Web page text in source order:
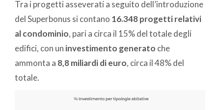
Tra i progetti asseverati a seguito dell’introduzione
del Superbonus si contano 16.348 progetti relativi
al condominio, pari a circa il 15% del totale degli
edifici, con un investimento generato che
ammonta a 8,8 miliardi di euro, circa il 48% del
totale.